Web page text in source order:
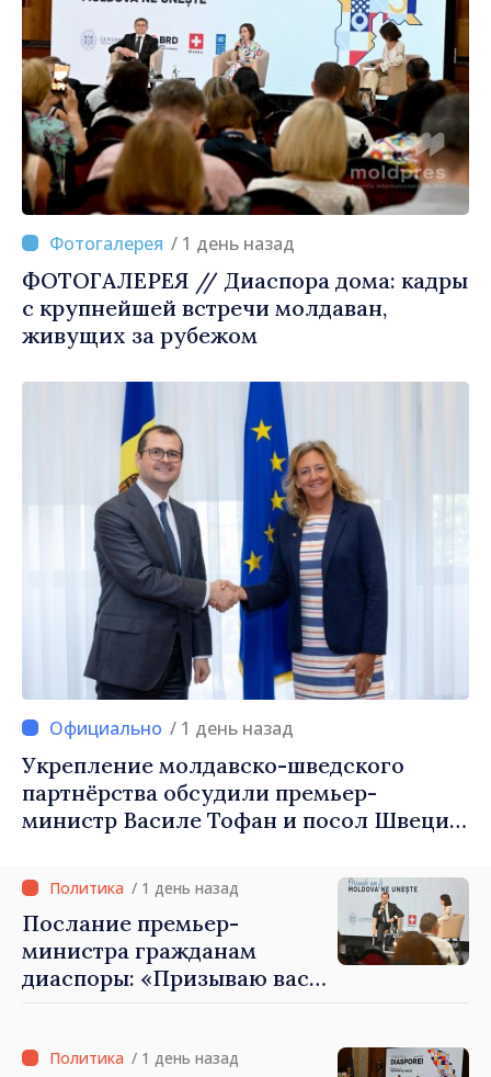
/ 1 день назад
ФОТОГАЛЕРЕЯ // Диаспора дома: кадры
с крупнейшей встречи молдаван,
живущих за рубежом
/ 1 день назад
Укрепление молдавско-шведского
партнёрства обсудили премьер-
министр Василе Тофан и посол Швеции
/ 1 день назад
Послание премьер-
министра гражданам
диаспоры: «Призываю вас
Молдова» / 1 день назад